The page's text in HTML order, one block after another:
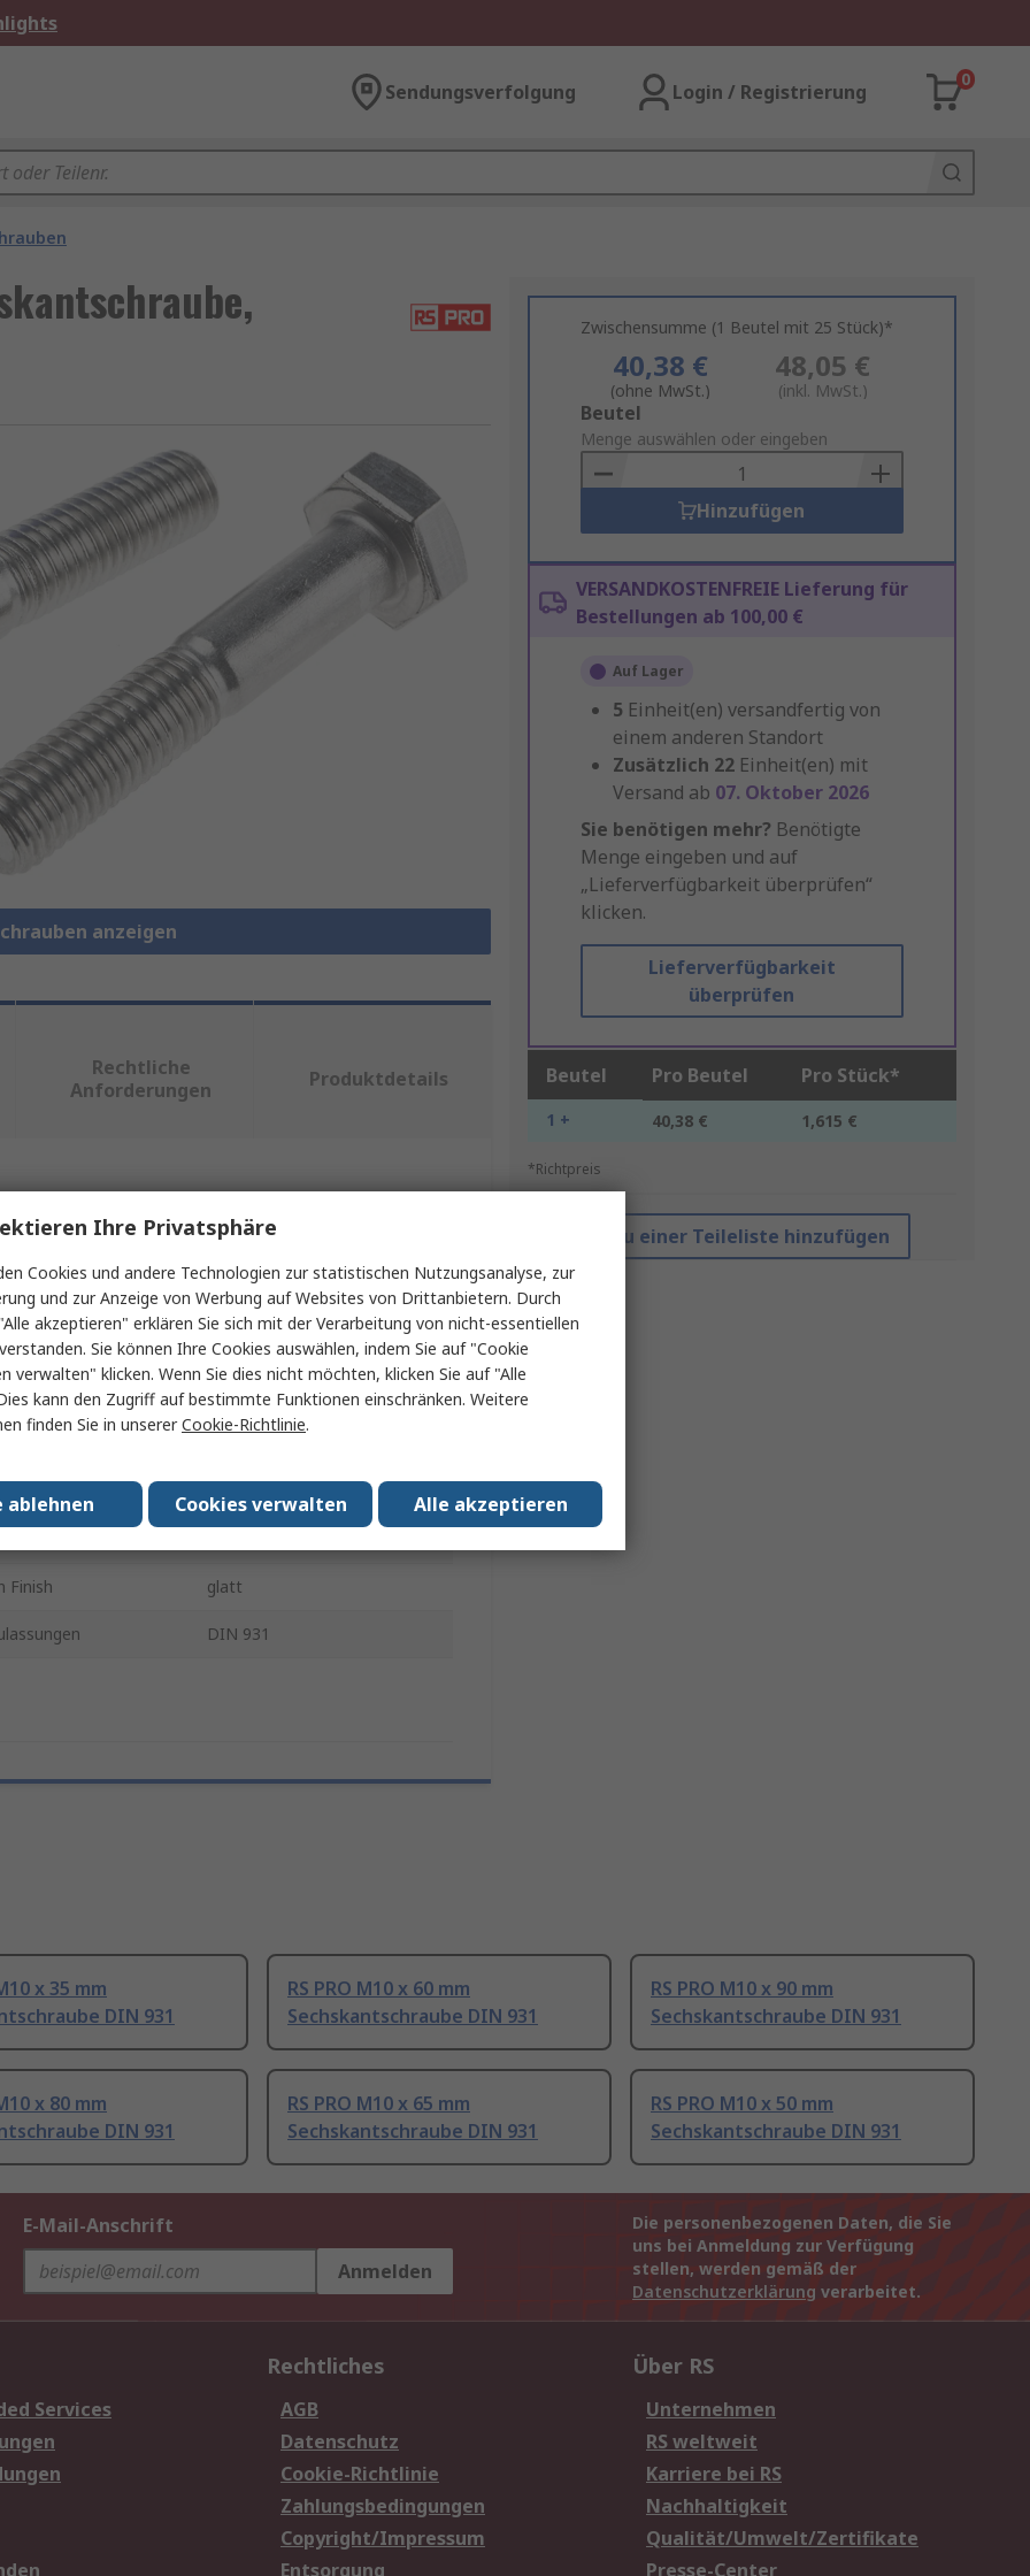
Sendungsverfolgung Login / Registrierung
0
anzeigen
Zwischensumme (1 Beutel mit 25 Stück)*
40,38 €
(ohne MwSt.)
48,05 €
(inkl. MwSt.)
Add
to
Basket
Beutel
Menge auswählen oder eingeben
Hinzufügen
VERSANDKOSTENFREIE Lieferung für
Bestellungen ab 100,00 €
Auf Lager
5 Einheit(en) versandfertig von
einem anderen Standort
Zusätzlich 22 Einheit(en) mit
Versand ab 07. Oktober 2026
Sie benötigen mehr? Benötigte
Menge eingeben und auf
„Lieferverfügbarkeit überprüfen“
klicken.
Lieferverfügbarkeit
überprüfen
Beutel Pro Beutel Pro Stück*
1 + 40,38 € 1,615 €
*Richtpreis
Zu einer Teileliste hinzufügen
Rechtliche
Anforderungen
Produktdetails
oder mehrere Eigenschaften auswählen.
RS PRO
Sechskantschraube
55mm
Edelstahl
Finish glatt
DIN 931
x 35 mm
DIN 931
RS PRO M10 x 60 mm
Sechskantschraube DIN 931
RS PRO M10 x 90 mm
Sechskantschraube DIN 931
x 80 mm
DIN 931
RS PRO M10 x 65 mm
Sechskantschraube DIN 931
RS PRO M10 x 50 mm
Sechskantschraube DIN 931
E-Mail-Anschrift
Anmelden
Die personenbezogenen Daten, die Sie
uns bei Anmeldung zur Verfügung
stellen, werden gemäß der
Datenschutzerklärung verarbeitet.
Services
Rechtliches
AGB
Datenschutz
Cookie-Richtlinie
Zahlungsbedingungen
Copyright/Impressum
Entsorgung
Über RS
Unternehmen
RS weltweit
Karriere bei RS
Nachhaltigkeit
Qualität/Umwelt/Zertifikate
Presse-Center
Ihre Privatsphäre
Cookies und andere Technologien zur statistischen Nutzungsanalyse, zur
und zur Anzeige von Werbung auf Websites von Drittanbietern. Durch
akzeptieren" erklären Sie sich mit der Verarbeitung von nicht-essentiellen
Sie können Ihre Cookies auswählen, indem Sie auf "Cookie
verwalten" klicken. Wenn Sie dies nicht möchten, klicken Sie auf "Alle
kann den Zugriff auf bestimmte Funktionen einschränken. Weitere
finden Sie in unsererCookie-Richtlinie.
Alle akzeptieren
Cookies verwalten
ablehnen